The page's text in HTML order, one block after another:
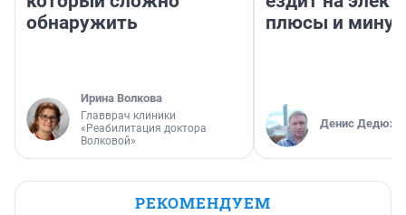
обнаружить
Ирина Волкова
Главврач клиники
«Реабилитация доктора
Волковой»
плюсы и
Денис
РЕКОМЕНДУЕМ